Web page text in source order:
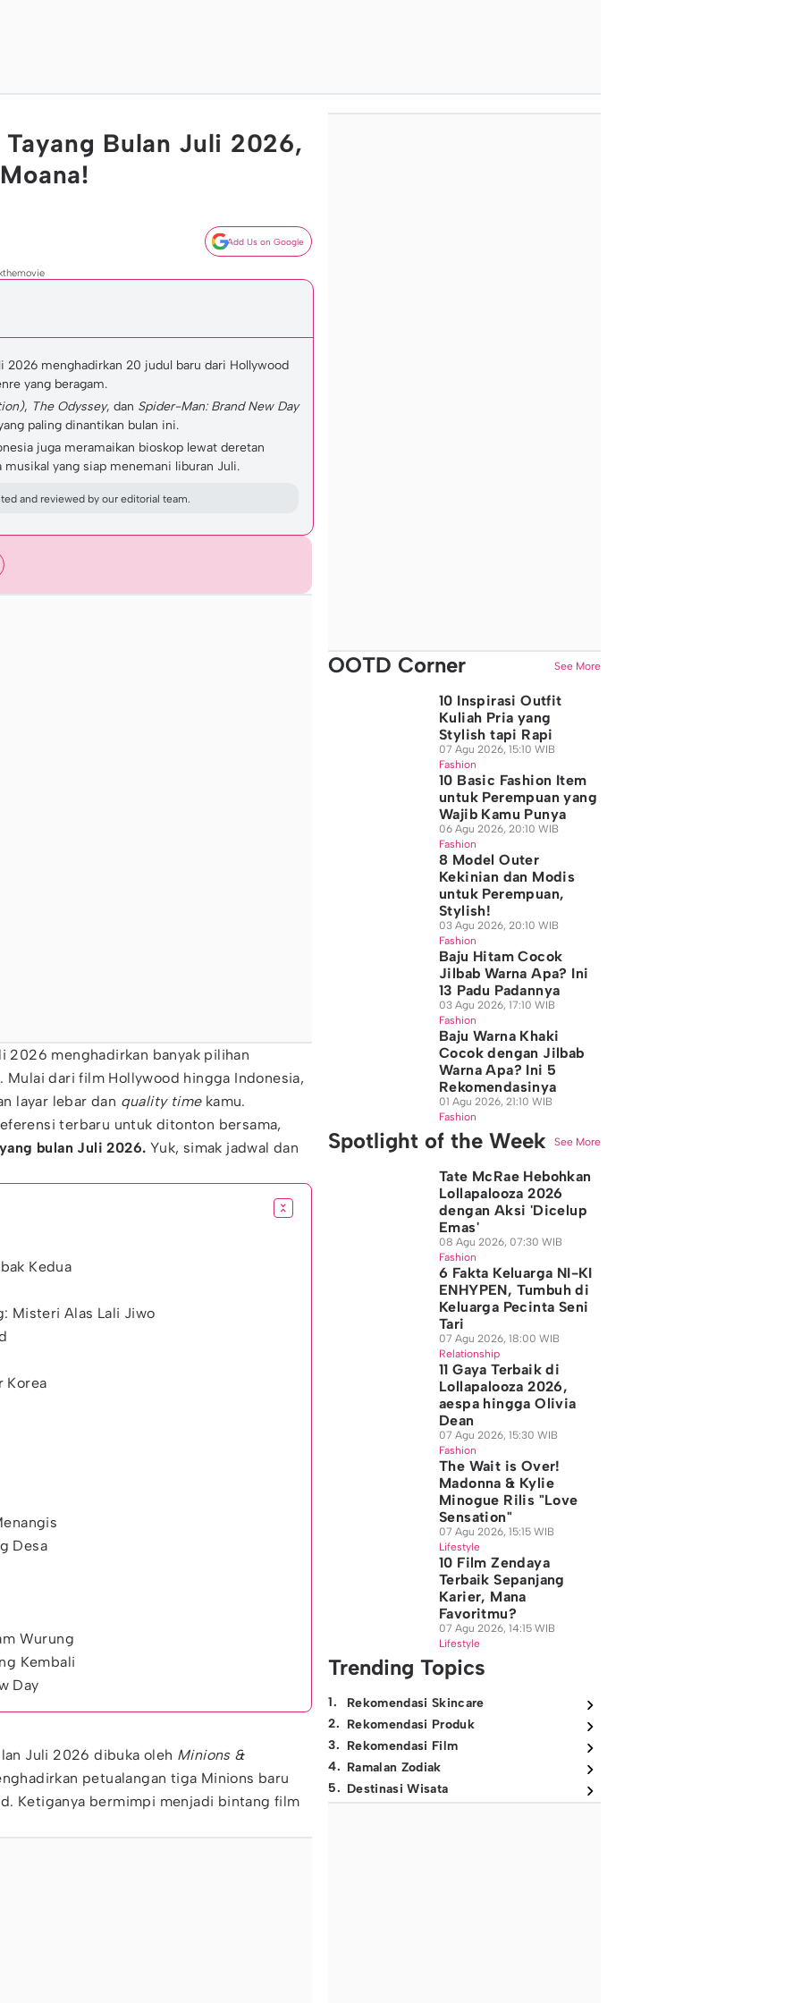
Bulan Juli 2026,
Add Us on Google
2026 menghadirkan 20 judul baru dari Hollywood
yang beragam.
, The Odyssey, dan Spider-Man: Brand New Day
paling dinantikan bulan ini.
juga meramaikan bioskop lewat deretan
yang siap menemani liburan Juli.
and reviewed by our editorial team.
2026 menghadirkan banyak pilihan
dari film Hollywood hingga Indonesia,
layar lebar dan quality time kamu.
terbaru untuk ditonton bersama,
bulan Juli 2026. Yuk, simak jadwal dan
Kedua
Misteri Alas Lali Jiwo
Korea
Desa
Wurung
Kembali
Day
Juli 2026 dibuka oleh Minions &
petualangan tiga Minions baru
Ketiganya bermimpi menjadi bintang film
OOTD Corner See More
10 Inspirasi Outfit
Kuliah Pria yang
Stylish tapi Rapi
07 Agu 2026, 15:10 WIB
Fashion
10 Basic Fashion Item
untuk Perempuan yang
Wajib Kamu Punya
06 Agu 2026, 20:10 WIB
Fashion
8 Model Outer
Kekinian dan Modis
untuk Perempuan,
Stylish!
03 Agu 2026, 20:10 WIB
Fashion
Baju Hitam Cocok
Jilbab Warna Apa? Ini
13 Padu Padannya
03 Agu 2026, 17:10 WIB
Fashion
Baju Warna Khaki
Cocok dengan Jilbab
Warna Apa? Ini 5
Rekomendasinya
01 Agu 2026, 21:10 WIB
Fashion
Spotlight of the Week See More
Tate McRae Hebohkan
Lollapalooza 2026
dengan Aksi 'Dicelup
Emas'
08 Agu 2026, 07:30 WIB
Fashion
6 Fakta Keluarga NI-KI
ENHYPEN, Tumbuh di
Keluarga Pecinta Seni
Tari
07 Agu 2026, 18:00 WIB
Relationship
11 Gaya Terbaik di
Lollapalooza 2026,
aespa hingga Olivia
Dean
07 Agu 2026, 15:30 WIB
Fashion
The Wait is Over!
Madonna & Kylie
Minogue Rilis "Love
Sensation"
07 Agu 2026, 15:15 WIB
Lifestyle
10 Film Zendaya
Terbaik Sepanjang
Karier, Mana
Favoritmu?
07 Agu 2026, 14:15 WIB
Lifestyle
Trending Topics
1.
Rekomendasi Skincare
2. Rekomendasi Produk
3. Rekomendasi Film
4. Ramalan Zodiak
5. Destinasi Wisata